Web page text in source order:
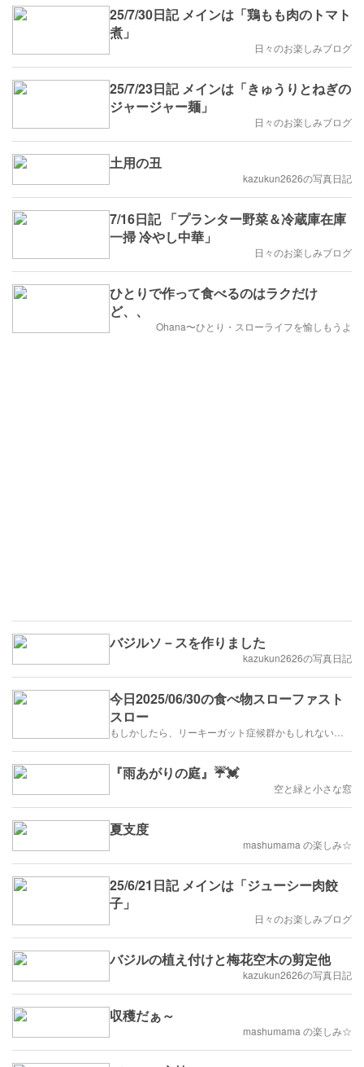
25/7/30日記 メインは「鶏もも肉のトマト
煮」
日々のお楽しみブログ
25/7/23日記 メインは「きゅうりとねぎの
ジャージャー麺」
日々のお楽しみブログ
土用の丑
kazukun2626の写真日記
7/16日記 「プランター野菜＆冷蔵庫在庫
一掃 冷やし中華」
日々のお楽しみブログ
ひとりで作って食べるのはラクだけ
ど、、
Ohana〜ひとり・スローライフを愉しもうよ
バジルソ－スを作りました
kazukun2626の写真日記
今日2025/06/30の食べ物スローファスト
スロー
『雨あがりの庭』☔️💓
空と緑と小さな窓
夏支度
mashumama の楽しみ☆
25/6/21日記 メインは「ジューシー肉餃
子」
日々のお楽しみブログ
バジルの植え付けと梅花空木の剪定他
kazukun2626の写真日記
収穫だぁ～
mashumama の楽しみ☆